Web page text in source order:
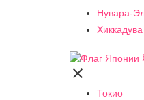
Нувара-
Хиккадува

Токио